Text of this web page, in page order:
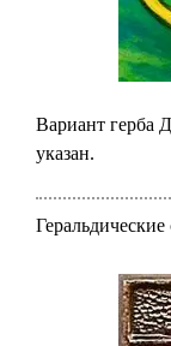
Вариант герба
указан.